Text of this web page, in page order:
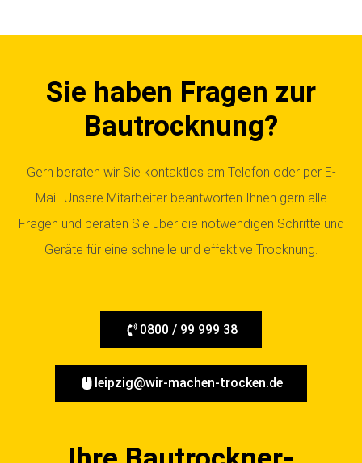
Sie haben Fragen zur
Bautrocknung?
Gern beraten wir Sie kontaktlos am Telefon oder per E-
Mail. Unsere Mitarbeiter beantworten Ihnen gern alle
Fragen und beraten Sie über die notwendigen Schritte und
Geräte für eine schnelle und effektive Trocknung.
0800 / 99 999 38
leipzig@wir-machen-trocken.de